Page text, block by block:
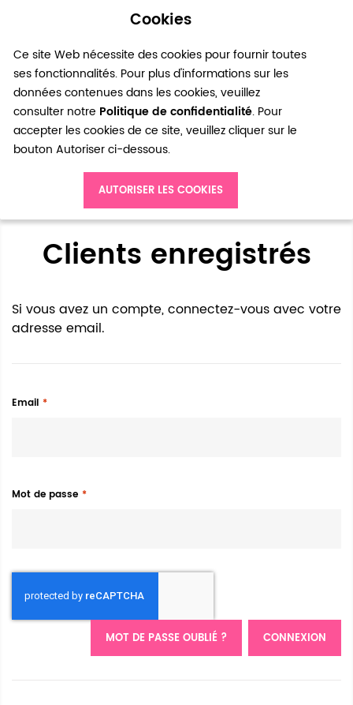
Cookies
Ce site Web nécessite des cookies pour fournir toutes
ses fonctionnalités. Pour plus d'informations sur les
données contenues dans les cookies, veuillez
consulter notre Politique de confidentialité. Pour
accepter les cookies de ce site, veuillez cliquer sur le
bouton Autoriser ci-dessous.
AUTORISER LES COOKIES
0
Accès client
Clients enregistrés
Si vous avez un compte, connectez-vous avec votre
adresse email.
Email
Mot de passe
CONNEXION
MOT DE PASSE OUBLIÉ ?